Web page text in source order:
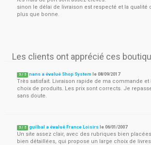
sinon le délai de livraison est respecté et la qualité
plus que bonne.
Les clients ont apprécié ces
5 / 5 nans a évalué Shop System le08/09/2017
Très satisfait. Livraison rapide de ma commande et
choix de produits. Les prix sont corrects. Je
sans doute.
5 / 5 guilbal a évalué France Loisirs le06/01/2007
Un site assez clair, avec des rubriques bien
bien détaillées, qui propose un large choix de